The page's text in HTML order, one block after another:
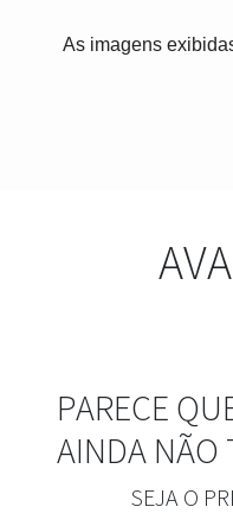
As imagens
PARECE
AINDA NÃO
SEJA O